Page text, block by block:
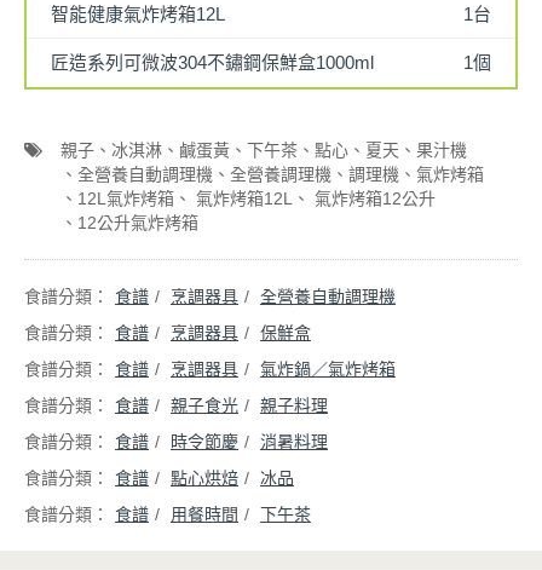
智能健康氣炸烤箱12L 1台
匠造系列可微波304不鏽鋼保鮮盒1000ml 1個
親子 冰淇淋 鹹蛋黃 下午茶 點心 夏天
果汁機
全營養自動調理機
全營養調理機 調理機
氣炸烤箱
12L氣炸烤箱
氣炸烤箱12L
氣炸烤箱12公升
12公升氣炸烤箱
食譜 烹調器具
全營養自動調理機
食譜
烹調器具
保鮮盒
食譜
烹調器具
氣炸鍋／氣炸烤箱
食譜
親子食光
親子料理
食譜
時令節慶
消暑料理
食譜
點心烘焙
冰品
食譜
用餐時間 下午茶